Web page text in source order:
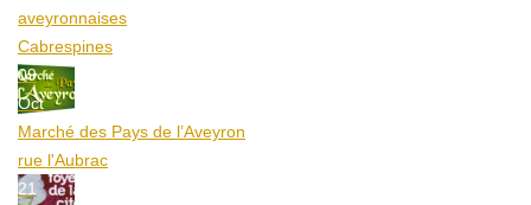
aveyronnaises
Cabrespines
09
Oct
Marché des Pays de l’Aveyron
rue l'Aubrac
21